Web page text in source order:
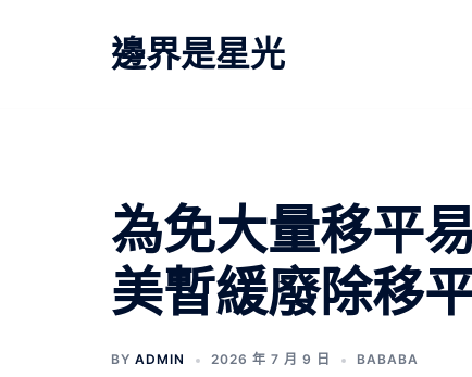
邊界是星光
為免大量移平
美暫緩廢除移
BY ADMIN 2026 年 7 月 9 日 BABABA